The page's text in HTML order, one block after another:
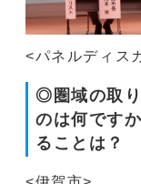
<パネルディス
◎圏域の取
のは何です
ることは？